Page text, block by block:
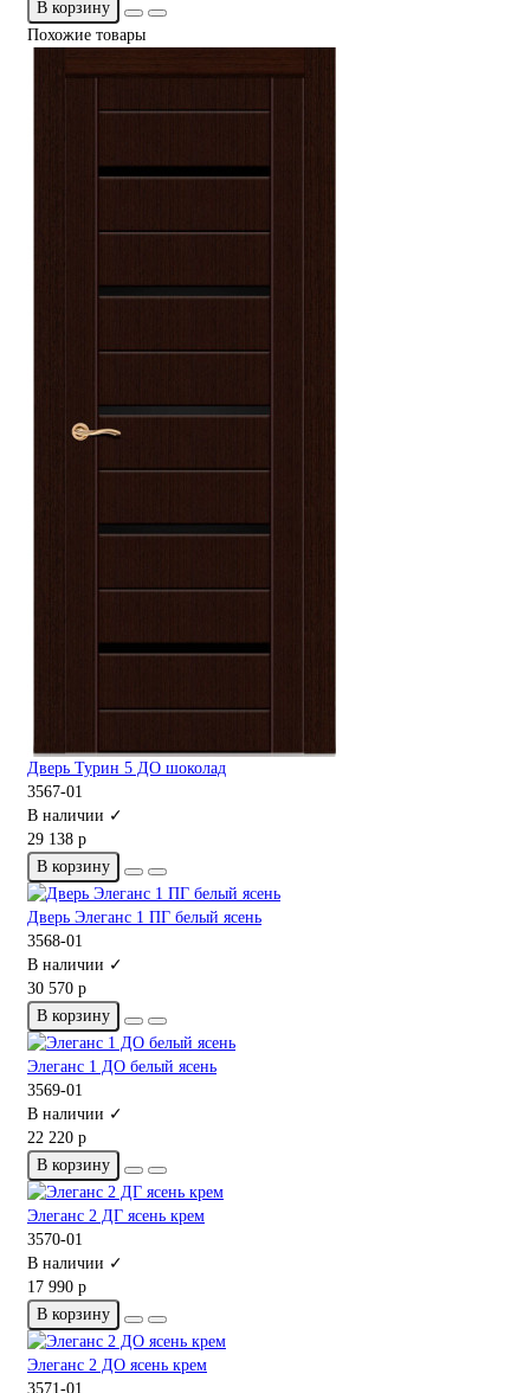
В корзину
Похожие товары
Дверь Турин 5 ДО шоколад
3567-01
В наличии ✓
29 138 р
В корзину
Дверь Элеганс 1 ПГ белый ясень
3568-01
В наличии ✓
30 570 р
В корзину
Элеганс 1 ДО белый ясень
3569-01
В наличии ✓
22 220 р
В корзину
Элеганс 2 ДГ ясень крем
3570-01
В наличии ✓
17 990 р
В корзину
Элеганс 2 ДО ясень крем
3571-01